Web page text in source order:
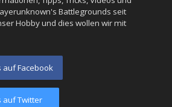
Battlegrounds seit
Hobby und dies wollen wir mit
auf Facebook
auf Twitter